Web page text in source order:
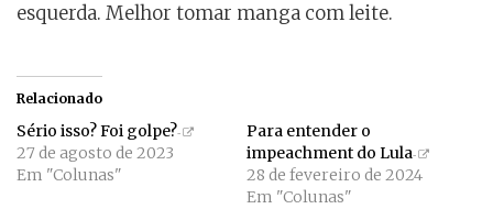
esquerda. Melhor tomar manga com leite.
Relacionado
Sério isso? Foi golpe?
27 de agosto de 2023
Em "Colunas"
Para entender o
impeachment do Lula
28 de fevereiro de 2024
Em "Colunas"